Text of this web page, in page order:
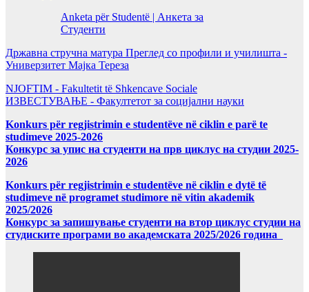
Anketa për Studentë | Анкета за
Студенти
Државна стручна матура Преглед со профили и училишта -
Универзитет Мајка Тереза
NJOFTIM - Fakultetit të Shkencave Sociale
ИЗВЕСТУВАЊЕ - Факултетот за социјални науки
Konkurs për regjistrimin e studentëve në ciklin e parë te
studimeve 2025-2026
Конкурс за упис на студенти на прв циклус на студии 2025-
2026
Konkurs për regjistrimin e studentëve në ciklin e dytë të
studimeve në programet studimore në vitin akademik
2025/2026
Конкурс за запишување студенти на втор циклус студии на
студиските програми во академската 2025/2026 година